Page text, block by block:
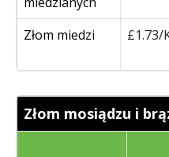
Złom miedzi £1.73/
Złom mosiądzu i